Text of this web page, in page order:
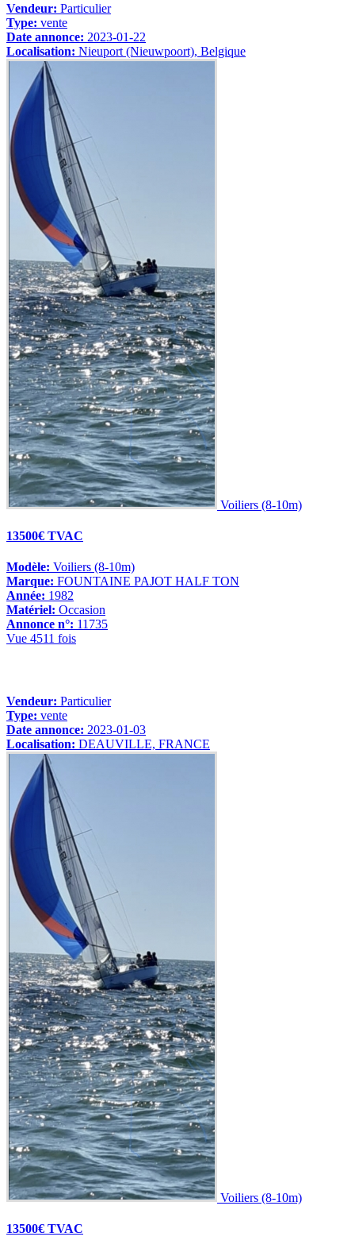
Vendeur: Particulier
Type: vente
Date annonce: 2023-01-22
Localisation: Nieuport (Nieuwpoort), Belgique
Voiliers (8-10m)
13500€ TVAC
Modèle: Voiliers (8-10m)
Marque: FOUNTAINE PAJOT HALF TON
Année: 1982
Matériel: Occasion
Annonce n°: 11735
Vue 4511 fois
Vendeur: Particulier
Type: vente
Date annonce: 2023-01-03
Localisation: DEAUVILLE, FRANCE
Voiliers (8-10m)
13500€ TVAC